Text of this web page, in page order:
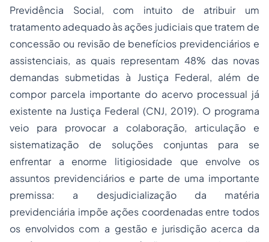
Previdência Social, com intuito de atribuir um
tratamento adequado às ações judiciais que tratem de
concessão ou revisão de benefícios previdenciários e
assistenciais, as quais representam 48% das novas
demandas submetidas à Justiça Federal, além de
compor parcela importante do acervo processual já
existente na Justiça Federal (CNJ, 2019). O programa
veio para provocar a colaboração, articulação e
sistematização de soluções conjuntas para se
enfrentar a enorme litigiosidade que envolve os
assuntos previdenciários e parte de uma importante
premissa: a desjudicialização da matéria
previdenciária impõe ações coordenadas entre todos
os envolvidos com a gestão e jurisdição acerca da